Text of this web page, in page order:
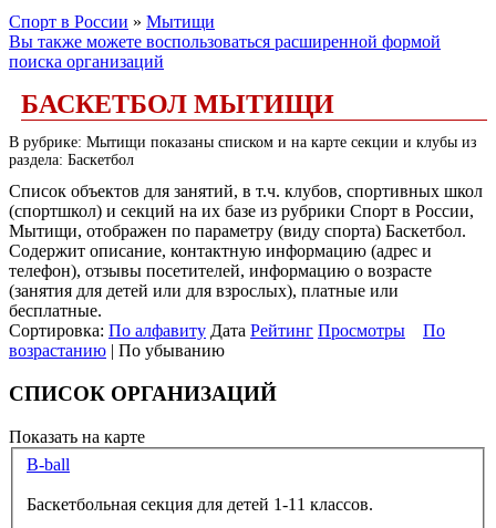
Спорт в России » Мытищи
Вы также можете воспользоваться расширенной формой
поиска организаций
БАСКЕТБОЛ МЫТИЩИ
В рубрике: Мытищи показаны списком и на карте секции и клубы из
раздела: Баскетбол
Список объектов для занятий, в т.ч. клубов, спортивных школ
(спортшкол) и секций на их базе из рубрики Спорт в России,
Мытищи, отображен по параметру (виду спорта) Баскетбол.
Содержит описание, контактную информацию (адрес и
телефон), отзывы посетителей, информацию о возрасте
(занятия для детей или для взрослых), платные или
бесплатные.
Сортировка: По алфавиту Дата Рейтинг Просмотры
По
возрастанию | По убыванию
СПИСОК ОРГАНИЗАЦИЙ
Показать на карте
B-ball
Баскетбольная секция для детей 1-11 классов.